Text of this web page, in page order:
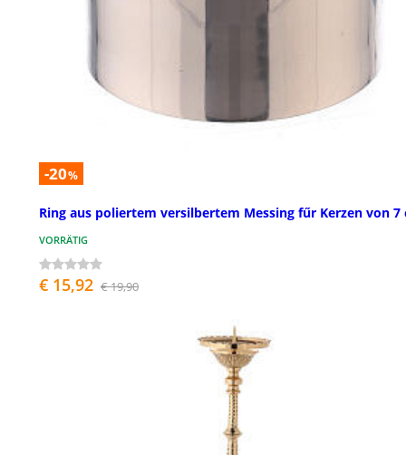
-20%
Ring aus poliertem versilbertem Messing fűr Kerzen von 7
VORRÄTIG
€ 15,92 € 19,90